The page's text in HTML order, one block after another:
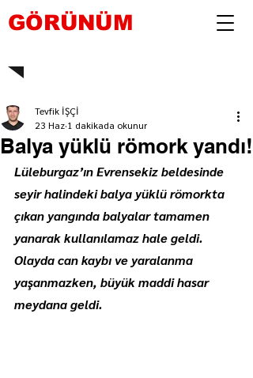
GÖRÜNÜM
Balya yüklü römork yandı!
Tevfik İŞÇİ
23 Haz 1 dakikada okunur
Lüleburgaz’ın Evrensekiz beldesinde
seyir halindeki balya yüklü römorkta
çıkan yangında balyalar tamamen
yanarak kullanılamaz hale geldi.
Olayda can kaybı ve yaralanma
yaşanmazken, büyük maddi hasar
meydana geldi.